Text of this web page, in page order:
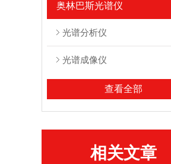
奥林巴斯光谱仪
光谱分析仪
光谱成像仪
查看全部
相关文章